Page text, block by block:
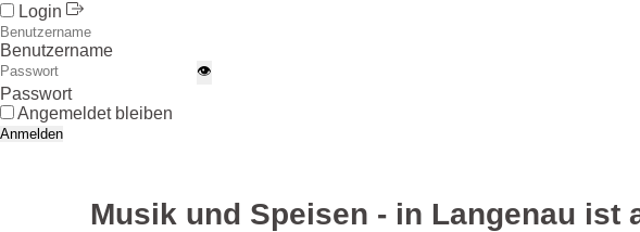
Login
Benutzername
👁
Passwort
Angemeldet bleiben
Anmelden
Musik und Speisen - in Langenau ist